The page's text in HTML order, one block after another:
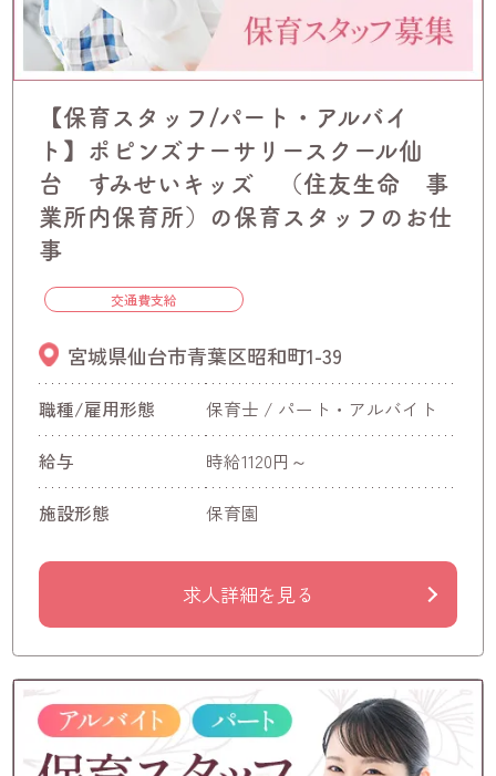
【保育スタッフ/パート・アルバイ
ト】ポピンズナーサリースクール仙
台 すみせいキッズ （住友生命 事
業所内保育所）の保育スタッフのお仕
事
交通費支給
宮城県仙台市青葉区昭和町1-39
職種/雇用形態 保育士 / パート・アルバイト
給与 時給1120円～
施設形態 保育園
求人詳細を見る